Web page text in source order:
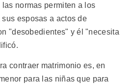
normas permiten a los
sus esposas a actos de
"desobedientes" y él "necesita
contraer matrimonio es, en
para las niñas que para